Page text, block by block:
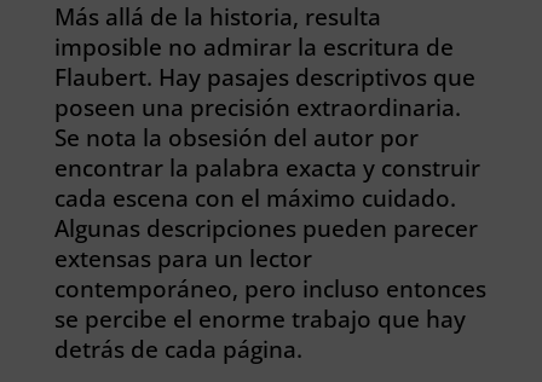
Más allá de la historia, resulta
imposible no admirar la escritura de
Flaubert. Hay pasajes descriptivos que
poseen una precisión extraordinaria.
Se nota la obsesión del autor por
encontrar la palabra exacta y construir
cada escena con el máximo cuidado.
Algunas descripciones pueden parecer
extensas para un lector
contemporáneo, pero incluso entonces
se percibe el enorme trabajo que hay
detrás de cada página.